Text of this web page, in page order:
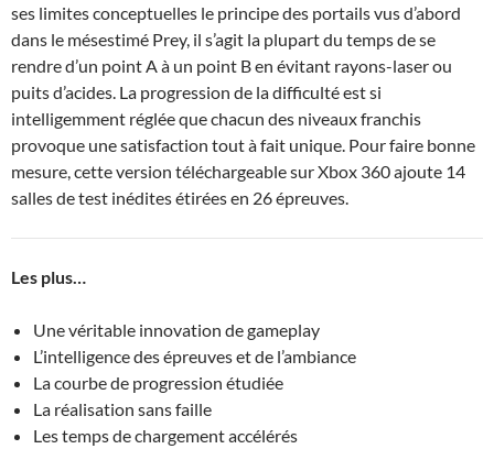
ses limites conceptuelles le principe des portails vus d’abord
dans le mésestimé Prey, il s’agit la plupart du temps de se
rendre d’un point A à un point B en évitant rayons-laser ou
puits d’acides. La progression de la difficulté est si
intelligemment réglée que chacun des niveaux franchis
provoque une satisfaction tout à fait unique. Pour faire bonne
mesure, cette version téléchargeable sur Xbox 360 ajoute 14
salles de test inédites étirées en 26 épreuves.
Les plus…
Une véritable innovation de gameplay
L’intelligence des épreuves et de l’ambiance
La courbe de progression étudiée
La réalisation sans faille
Les temps de chargement accélérés